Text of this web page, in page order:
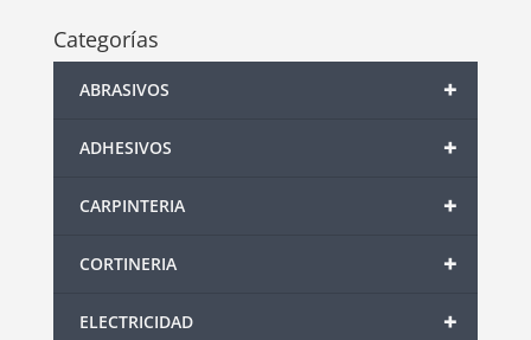
Categorías
+
ABRASIVOS
+
ADHESIVOS
+
CARPINTERIA
+
CORTINERIA
+
ELECTRICIDAD